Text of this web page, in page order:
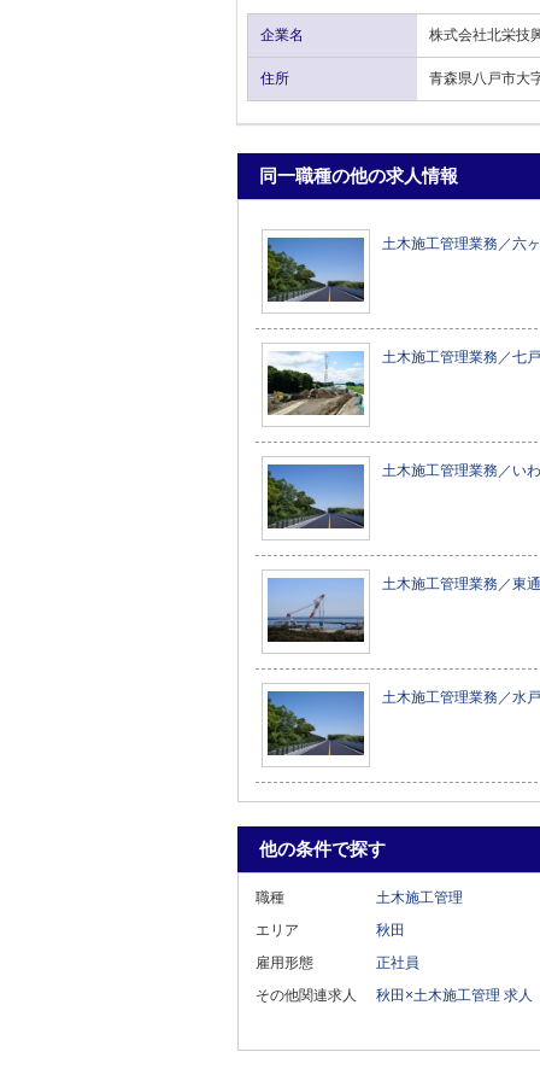
企業名 株式会社北栄技
住所 青森県八戸市大
同一職種の他の求人情報
土木施工管理業務／六
土木施工管理業務／七
土木施工管理業務／い
土木施工管理業務／東
土木施工管理業務／水
他の条件で探す
職種
土木施工管理
エリア
秋田
雇用形態
正社員
その他関連求人
秋田×土木施工管理 求人